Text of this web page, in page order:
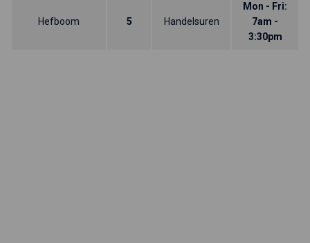
Hefboom 5 Handelsuren
Mon - Fri:
7am -
3:30pm